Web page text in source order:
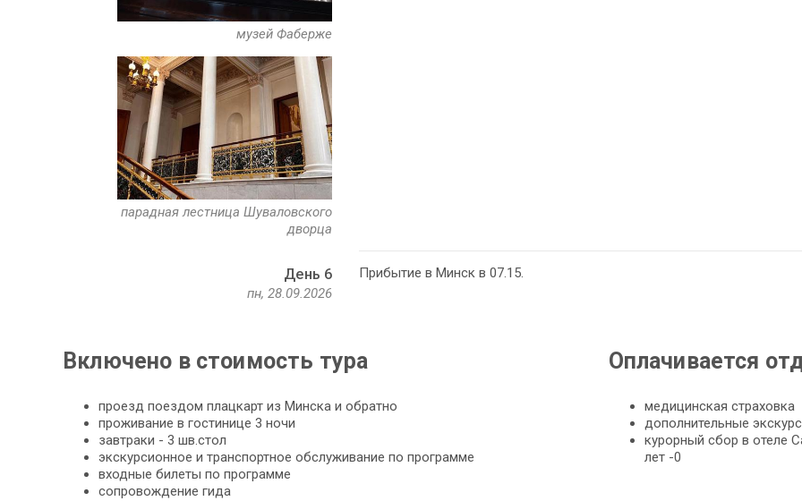
музей Фаберже
парадная лестница Шуваловского
дворца
День 6
пн, 28.09.2026
Прибытие в Минск в 07.15.
Включено в стоимость тура
проезд поездом плацкарт из Минска и обратно
проживание в гостинице 3 ночи
завтраки - 3 шв.стол
экскурсионное и транспортное обслуживание по программе
входные билеты по программе
сопровождение гида
Оплачивается
медицинская страховка
дополнительные
курорный сбор в отеле
лет -0